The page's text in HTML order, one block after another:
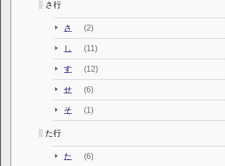
さ行
さ (2)
し (11)
す (12)
せ (6)
そ (1)
た行
た (6)